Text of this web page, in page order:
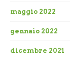
maggio 2022
gennaio 2022
dicembre 2021